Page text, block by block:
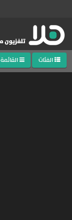
الفئات القائمة